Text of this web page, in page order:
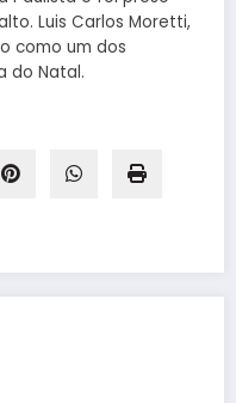
Luis Carlos Moretti,
como um dos
do Natal.